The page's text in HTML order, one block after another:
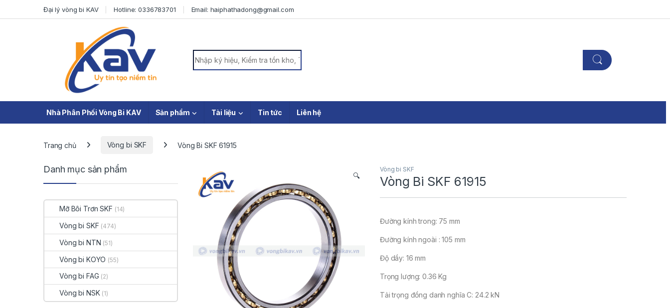
Skip to navigation
Skip to contentĐại lý vòng bi KAV Hotline: 0336783701 Email: haiphathadong@gmail.com
Search for:
Nhà Phân Phối Vòng Bi KAV Sản phẩm Tài liệu Tin tức Liên hệ
Trang chủ Vòng bi SKF Vòng Bi SKF 61915
🔍
Vòng bi SKF
Vòng Bi SKF 61915
Đường kính trong: 75 mm
Đường kính ngoài : 105 mm
Độ dầy: 16 mm
Trọng lượng: 0.36 Kg
Tải trọng đồng danh nghĩa C: 24.2 kN
Danh mục sản phẩm
Mỡ Bôi Trơn SKF (14)
Vòng bi SKF (474)
Vòng bi NTN (51)
Vòng bi KOYO (55)
Vòng bi FAG (2)
Vòng bi NSK (1)